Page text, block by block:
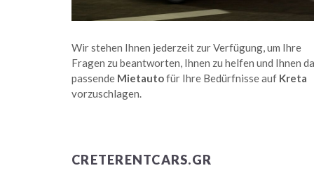
Wir stehen Ihnen jederzeit zur Verfügung, um Ihre
Fragen zu beantworten, Ihnen zu helfen und Ihnen
passende Mietautofür Ihre Bedürfnisse auf Kreta
vorzuschlagen.
CRETERENTCARS.GR